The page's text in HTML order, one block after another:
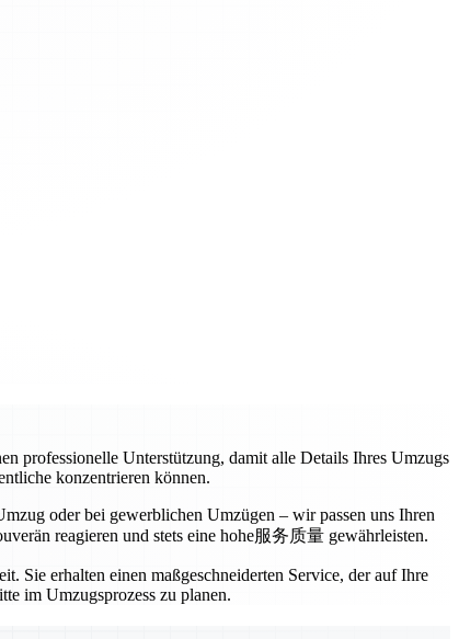
professionelle Unterstützung, damit alle Details Ihres Umzugs
konzentrieren können.
oder bei gewerblichen Umzügen – wir passen uns Ihren
reagieren und stets eine hohe服务质量 gewährleisten.
Sie erhalten einen maßgeschneiderten Service, der auf Ihre
im Umzugsprozess zu planen.